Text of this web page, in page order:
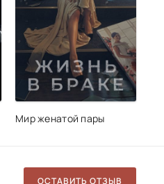
Мир женатой пары
ОСТАВИТЬ ОТЗЫВ